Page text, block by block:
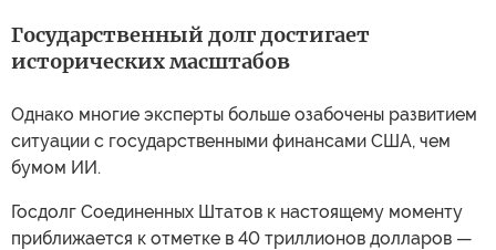
Государственный долг достигает
исторических масштабов
Однако многие эксперты больше озабочены развитием
ситуации с государственными финансами США, чем
бумом ИИ.
Госдолг Соединенных Штатов к настоящему моменту
приближается к отметке в 40 триллионов долларов —